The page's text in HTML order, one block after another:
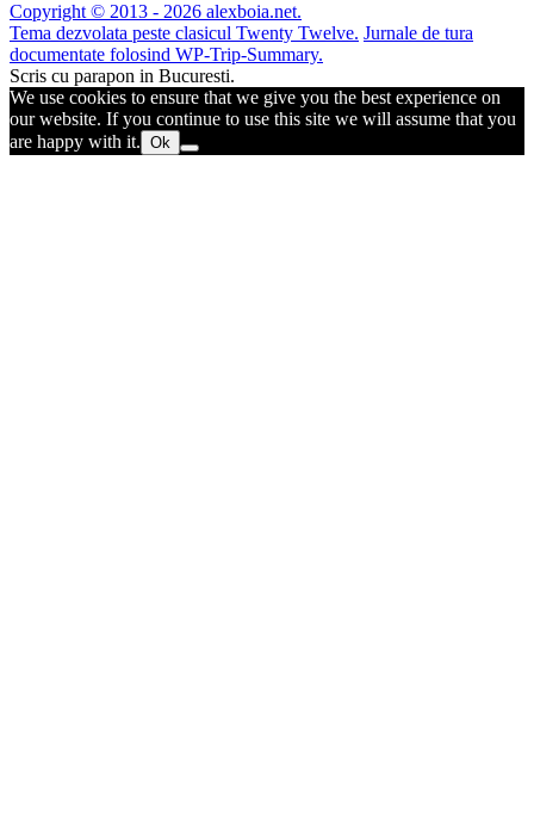
Copyright © 2013 - 2026 alexboia.net.
Tema dezvolata peste clasicul Twenty Twelve. Jurnale de tura
documentate folosind WP-Trip-Summary.
Scris cu parapon in Bucuresti.
We use cookies to ensure that we give you the best experience on
our website. If you continue to use this site we will assume that you
are happy with it. Ok